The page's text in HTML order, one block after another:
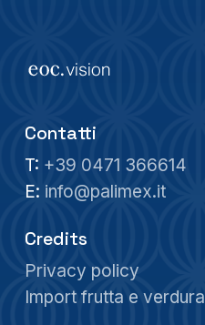
Contatti
T: +39 0471 366614
E: info@palimex.it
Credits
Privacy policy
Import frutta e verdura